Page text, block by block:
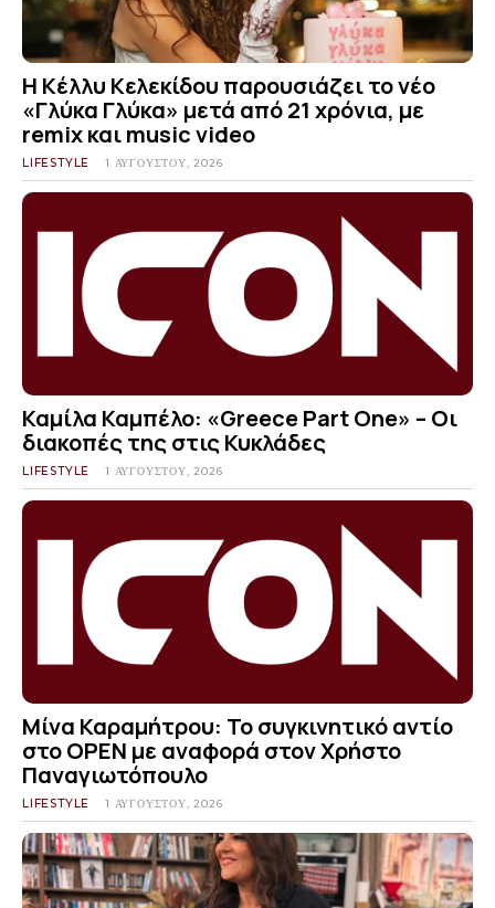
Η Κέλλυ Κελεκίδου παρουσιάζει το νέο
«Γλύκα Γλύκα» μετά από 21 χρόνια, με
remix και music video
LIFESTYLE 1 ΑΥΓΟΎΣΤΟΥ, 2026
Καμίλα Καμπέλο: «Greece Part One» – Οι
διακοπές της στις Κυκλάδες
LIFESTYLE 1 ΑΥΓΟΎΣΤΟΥ, 2026
Μίνα Καραμήτρου: Το συγκινητικό αντίο
στο OPEN με αναφορά στον Χρήστο
Παναγιωτόπουλο
LIFESTYLE 1 ΑΥΓΟΎΣΤΟΥ, 2026